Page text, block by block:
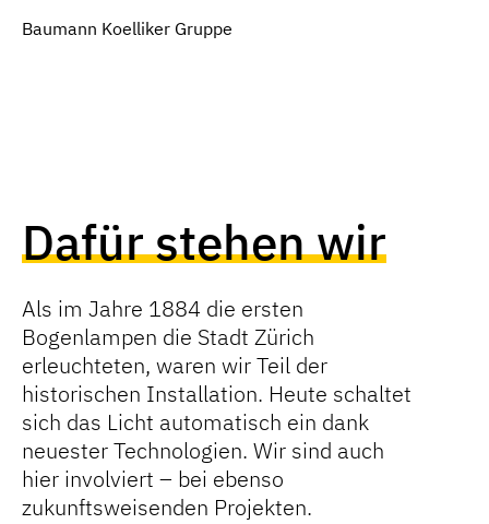
Baumann Koelliker Gruppe
Dafür stehen wir
Als im Jahre 1884 die ersten
Bogenlampen die Stadt Zürich
erleuchteten, waren wir Teil der
historischen Installation. Heute schaltet
sich das Licht automatisch ein dank
neuester Technologien. Wir sind auch
hier involviert – bei ebenso
zukunftsweisenden Projekten.